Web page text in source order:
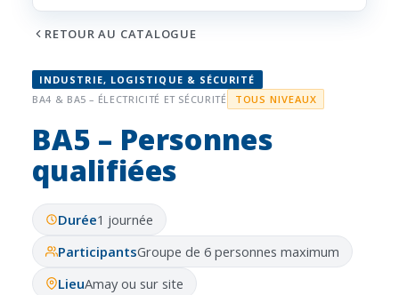
INDUSTRIE, LOGISTIQUE & SÉCURITÉ
BA4 & BA5 – ÉLECTRICITÉ ET SÉCURITÉ
TOUS NIVEAUX
BA5 – Personnes
qualifiées
Durée1 journée
ParticipantsGroupe de 6 personnes maximum
LieuAmay ou sur site
RETOUR AU CATALOGUE